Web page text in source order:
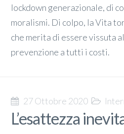
lockdown generazionale, di
moralismi. Di colpo, la Vita
che merita di essere vissuta
prevenzione a tutti i costi.
27 Ottobre 2020
L’esattezza